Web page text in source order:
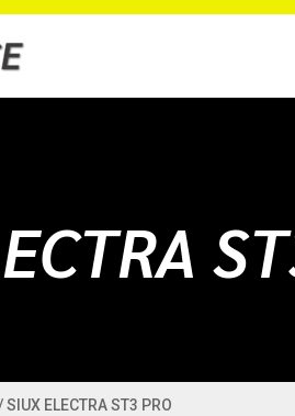
SIUX ELECTRA ST3 PRO